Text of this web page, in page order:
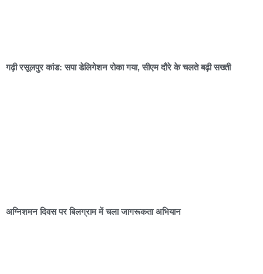
गढ़ी रसूलपुर कांड: सपा डेलिगेशन रोका गया, सीएम दौरे के चलते बढ़ी सख्ती
अग्निशमन दिवस पर बिलग्राम में चला जागरूकता अभियान